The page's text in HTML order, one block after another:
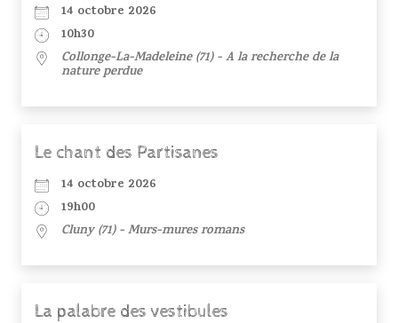
14 octobre 2026
10h30
Collonge-La-Madeleine (71) - A la recherche de la
nature perdue
Le chant des Partisanes
14 octobre 2026
19h00
Cluny (71) - Murs-mures romans
La palabre des vestibules